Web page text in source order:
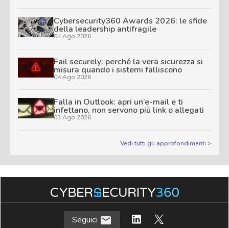
Cybersecurity360 Awards 2026: le sfide
della leadership antifragile
04 Ago 2026
Fail securely: perché la vera sicurezza si
misura quando i sistemi falliscono
04 Ago 2026
Falla in Outlook: apri un’e-mail e ti
infettano, non servono più link o allegati
03 Ago 2026
Vedi tutti gli approfondimenti >
Seguici